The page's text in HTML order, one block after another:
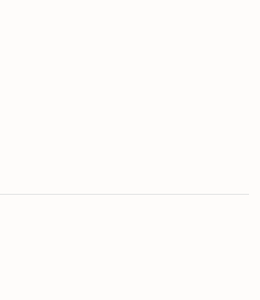
person.